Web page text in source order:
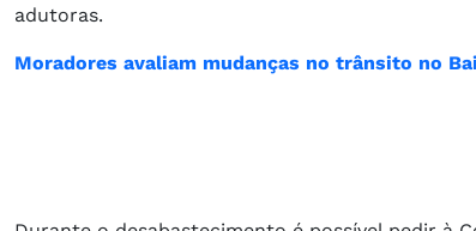
adutoras.
Moradores avaliam mudanças no trânsito no